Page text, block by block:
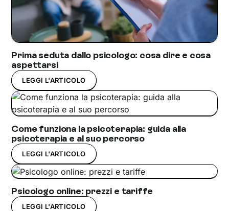
Prima seduta dallo psicologo: cosa dire e cosa
aspettarsi
LEGGI L'ARTICOLO
Come funziona la psicoterapia: guida alla
psicoterapia e al suo percorso
LEGGI L'ARTICOLO
Psicologo online: prezzi e tariffe
LEGGI L'ARTICOLO